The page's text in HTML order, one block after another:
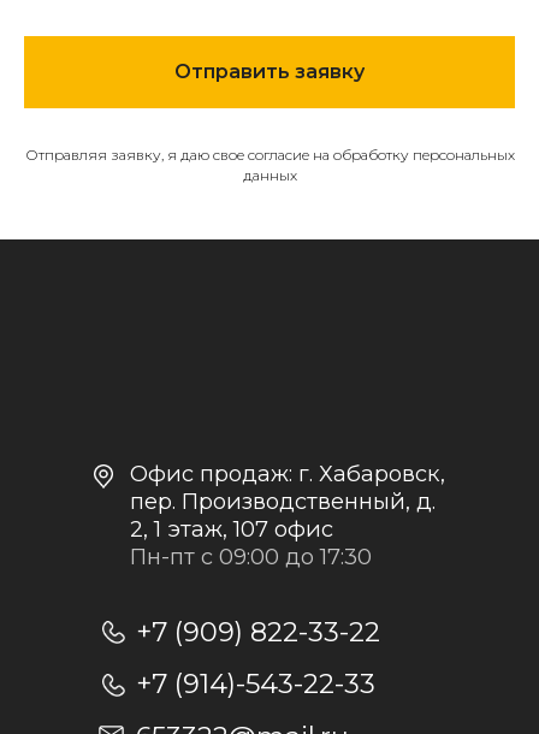
Отправить заявку
Отправляя заявку, я даю свое согласие на обработку персональных
данных
О компании
Каталог
Контакты и реквизиты
Доставка и оплата
Отправить заявку
Отправляя заявку, я даю согласие на
обработку персональных данных